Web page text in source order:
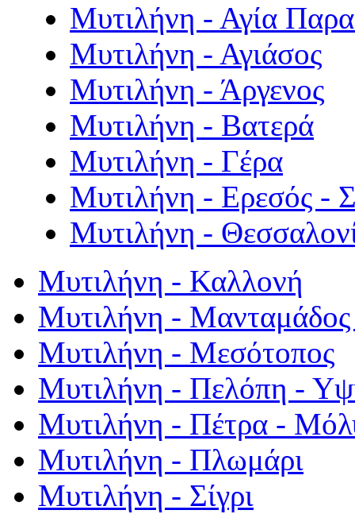
Μυτιλήνη - Αγία
Μυτιλήνη - Αγιάσος
Μυτιλήνη - Άργενος
Μυτιλήνη - Βατερά
Μυτιλήνη - Γέρα
Μυτιλήνη - Ερεσός -
Μυτιλήνη -
Μυτιλήνη - Καλλονή
Μυτιλήνη - Μανταμάδος
Μυτιλήνη - Μεσότοπος
Μυτιλήνη - Πελόπη -
Μυτιλήνη - Πέτρα -
Μυτιλήνη - Πλωμάρι
Μυτιλήνη - Σίγρι